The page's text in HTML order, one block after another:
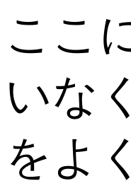
ここ
いな
をよ